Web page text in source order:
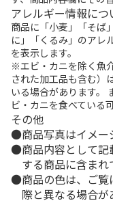
アレルギー情報につ
商品に「小麦」「そば
に」「くるみ」のアレ
を表示します。
※エビ・カニを除く魚
された加工品も含む）
いる場合があります。
ビ・カニを食べている
その他
商品写真はイメー
商品内容として
する商品に含まれ
商品の色は、ご
際と異なる場合が